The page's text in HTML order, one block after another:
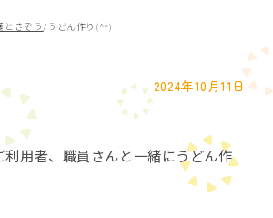
ときぞう / うどん作り(^^)
2024年10月11日
用者、職員さんと一緒にうどん作